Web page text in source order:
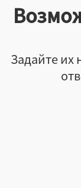
Задайте их